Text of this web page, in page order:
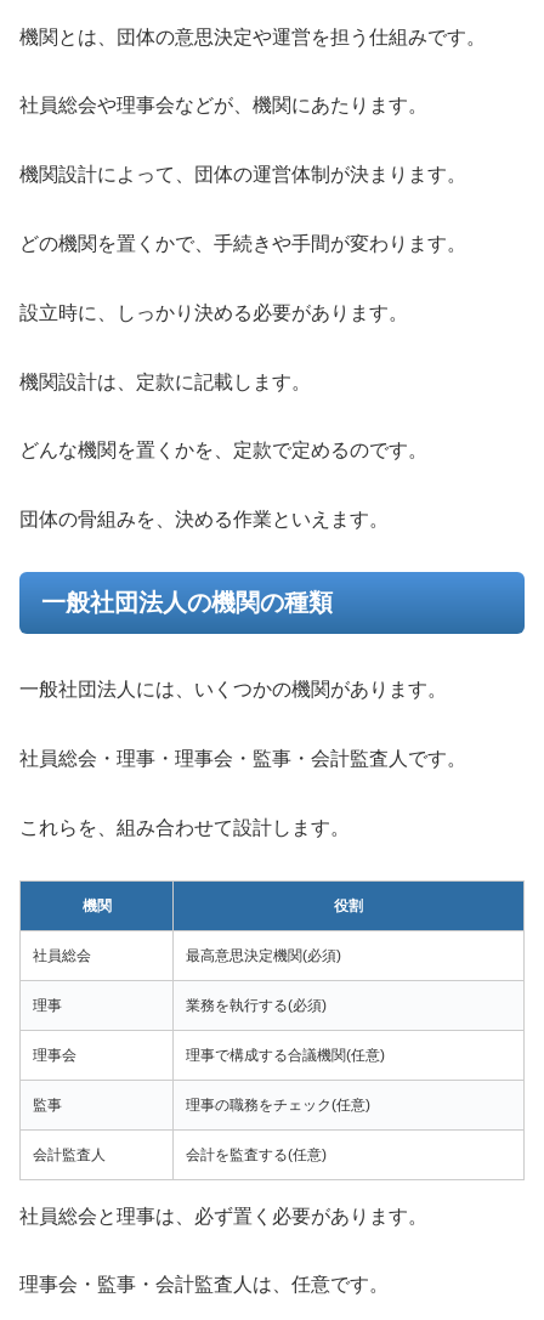
機関とは、団体の意思決定や運営を担う仕組みです。
社員総会や理事会などが、機関にあたります。
機関設計によって、団体の運営体制が決まります。
どの機関を置くかで、手続きや手間が変わります。
設立時に、しっかり決める必要があります。
機関設計は、定款に記載します。
どんな機関を置くかを、定款で定めるのです。
団体の骨組みを、決める作業といえます。
一般社団法人の機関の種類
一般社団法人には、いくつかの機関があります。
社員総会・理事・理事会・監事・会計監査人です。
これらを、組み合わせて設計します。
機関 役割
社員総会 最高意思決定機関(必須)
理事 業務を執行する(必須)
理事会 理事で構成する合議機関(任意)
監事 理事の職務をチェック(任意)
会計監査人 会計を監査する(任意)
社員総会と理事は、必ず置く必要があります。
理事会・監事・会計監査人は、任意です。